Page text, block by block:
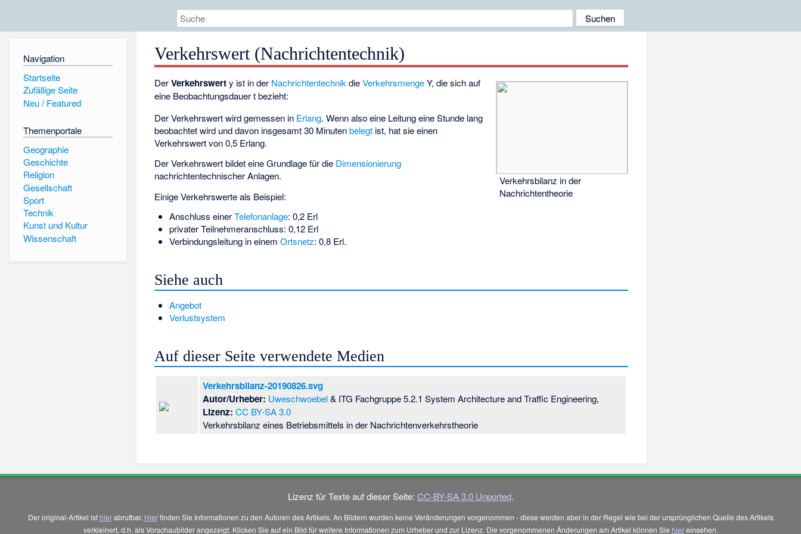
Navigation
Startseite
Zufällige Seite
Neu / Featured
Themenportale
Geographie
Geschichte
Religion
Gesellschaft
Sport
Technik
Kunst und Kultur
Wissenschaft
Verkehrswert (Nachrichtentechnik)
Verkehrsbilanz in der
Nachrichtentheorie
DerVerkehrswerty ist in der NachrichtentechnikdieVerkehrsmengeY, die sich auf
eine Beobachtungsdauer t bezieht:
Der Verkehrswert wird gemessen in Erlang. Wenn also eine Leitung eine Stunde lang
beobachtet wird und davon insgesamt 30 Minutenbelegt ist, hat sie einen
Verkehrswert von 0,5 Erlang.
Der Verkehrswert bildet eine Grundlage für die Dimensionierung
nachrichtentechnischer Anlagen.
Einige Verkehrswerte als Beispiel:
Anschluss einerTelefonanlage: 0,2 Erl
privater Teilnehmeranschluss: 0,12 Erl
Verbindungsleitung in einem Ortsnetz: 0,8 Erl.
Siehe auch
Angebot
Verlustsystem
Auf dieser Seite verwendete Medien
Verkehrsbilanz-20190826.svg
Autor/Urheber: Uweschwoebel& ITG Fachgruppe 5.2.1 System Architecture and Traffic Engineering,
Lizenz: CC BY-SA 3.0
Verkehrsbilanz eines Betriebsmittels in der Nachrichtenverkehrstheorie
Lizenz für Texte auf dieser Seite: CC-BY-SA 3.0 Unported.
Der original-Artikel ist hierabrufbar. Hierfinden Sie Informationen zu den Autoren des Artikels. An Bildern wurden keine Veränderungen vorgenommen - diese werden aber in der Regel wie bei der ursprünglichen Quelle des Artikels
verkleinert, d.h. als Vorschaubilder angezeigt. Klicken Sie auf ein Bild für weitere Informationen zum Urheber und zur Lizenz. Die vorgenommenen Änderungen am Artikel können Sie hiereinsehen.